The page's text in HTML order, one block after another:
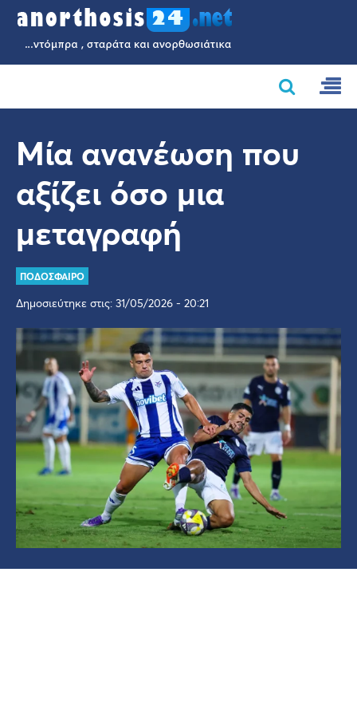
Μία ανανέωση που
αξίζει όσο μια
μεταγραφή
ΠΟΔΟΣΦΑΙΡΟ
Δημοσιεύτηκε στις: 31/05/2026 - 20:21